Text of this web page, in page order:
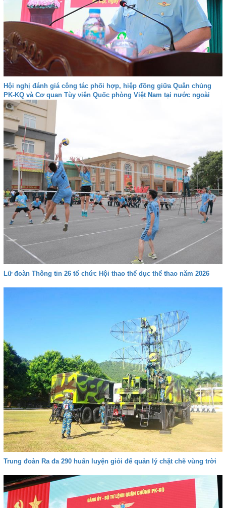
Hội nghị đánh giá công tác phối hợp, hiệp đồng giữa Quân chủng
PK-KQ và Cơ quan Tùy viên Quốc phòng Việt Nam tại nước ngoài
Lữ đoàn Thông tin 26 tổ chức Hội thao thể dục thể thao năm 2026
Trung đoàn Ra đa 290 huấn luyện giỏi để quản lý chặt chẽ vùng trời